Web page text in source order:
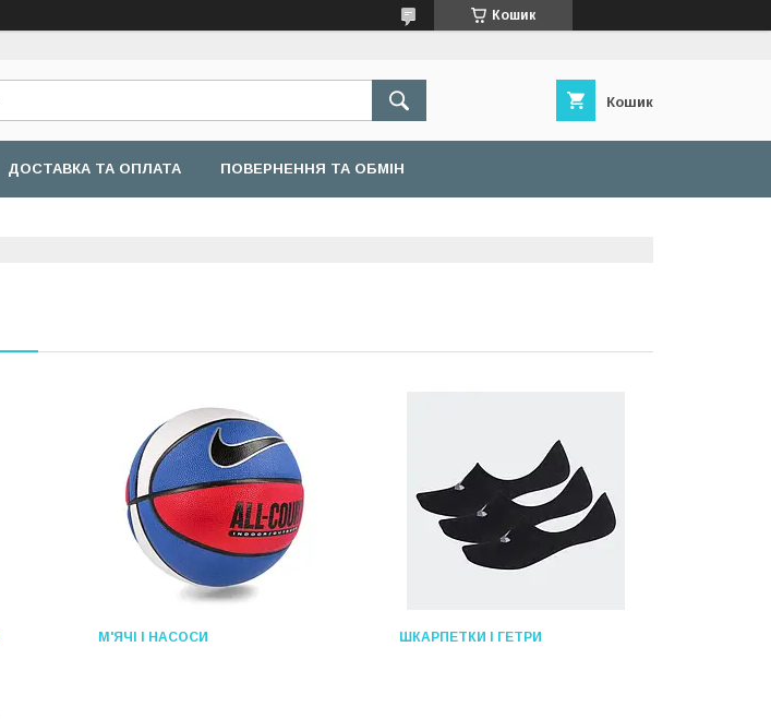
Кошик
Кошик
ДОСТАВКА ТА ОПЛАТА ПОВЕРНЕННЯ ТА ОБМІН
М'ЯЧІ І НАСОСИ ШКАРПЕТКИ І ГЕТРИ